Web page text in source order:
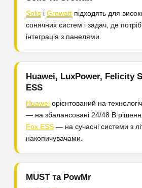
Solis і Growatt підходять для
сонячних систем і задач, де
інтеграція з панелями.
Huawei, LuxPower, Felicity
ESS
Huawei орієнтований на
— на збалансовані 24/48 В
Fox ESS — на сучасні системи з
накопичувачами.
MUST та PowMr